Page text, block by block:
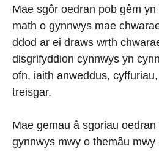
Mae sgôr oedran pob gêm yn
math o gynnwys mae
ddod ar ei draws wrth
disgrifyddion cynnwys yn
ofn, iaith anweddus,
treisgar.
Mae gemau â sgoriau
gynnwys mwy o themâu mwy